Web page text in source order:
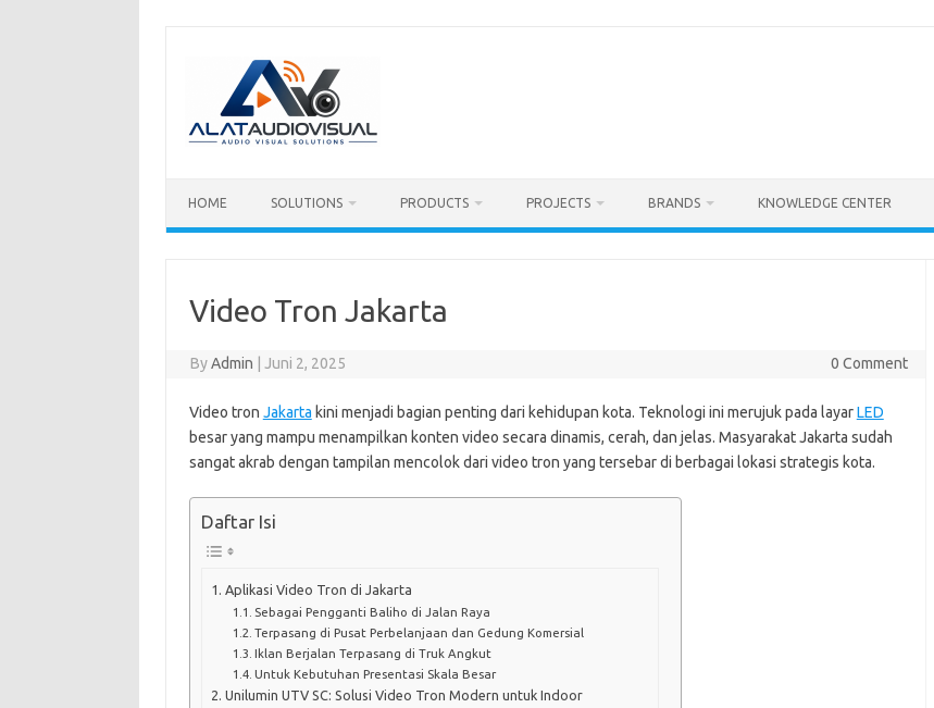
HOME SOLUTIONS PRODUCTS PROJECTS BRANDS KNOWLEDGE CENTER
Video Tron Jakarta
ByAdmin Juni 2, 2025 0 Comment
Video tron Jakarta kini menjadi bagian penting dari kehidupan kota. Teknologi ini merujuk pada layarLED
besar yang mampu menampilkan konten video secara dinamis, cerah, dan jelas. Masyarakat Jakarta sudah
sangat akrab dengan tampilan mencolok dari video tron yang tersebar di berbagai lokasi strategis kota.
Daftar Isi
Aplikasi Video Tron di Jakarta
Sebagai Pengganti Baliho di Jalan Raya
Terpasang di Pusat Perbelanjaan dan Gedung Komersial
Iklan Berjalan Terpasang di Truk Angkut
Untuk Kebutuhan Presentasi Skala Besar
Unilumin UTV SC: Solusi Video Tron Modern untuk Indoor